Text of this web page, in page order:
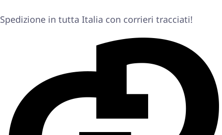
Spedizione in tutta Italia con corrieri tracciati!